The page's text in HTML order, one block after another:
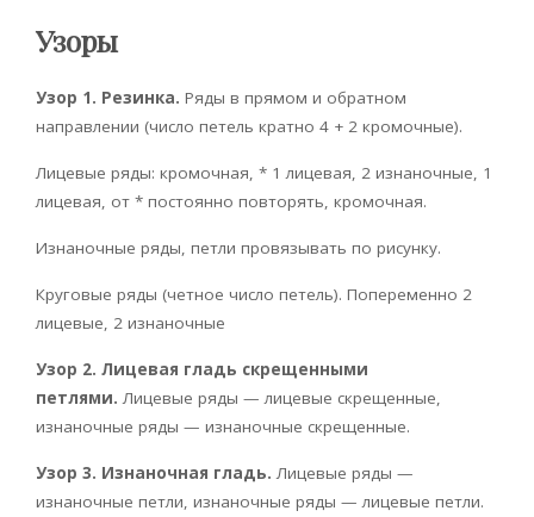
Узоры
Узор 1. Резинка. Ряды в прямом и обратном
направлении (число петель кратно 4 + 2 кромочные).
Лицевые ряды: кромочная, * 1 лицевая, 2 изнаночные, 1
лицевая, от * постоянно повторять, кромочная.
Изнаночные ряды, петли провязывать по рисунку.
Круговые ряды (четное число петель). Попеременно 2
лицевые, 2 изнаночные
Узор 2. Лицевая гладь скрещенными
петлями. Лицевые ряды — лицевые скрещенные,
изнаночные ряды — изнаночные скрещенные.
Узор 3. Изнаночная гладь. Лицевые ряды —
изнаночные петли, изнаночные ряды — лицевые петли.